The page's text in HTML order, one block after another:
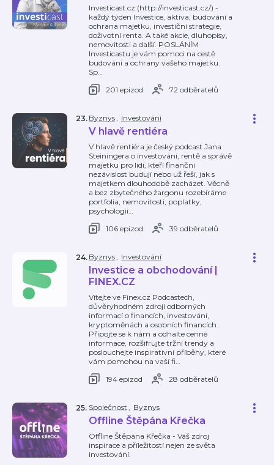
Investicast.cz (http://investicast.cz/) -
každý týden Investice, aktiva, budování a
ochrana majetku, investiční strategie,
doživotní renta. A také akcie, dluhopisy,
nemovitosti a další. POSLÁNÍM
Investicastu je vám pomoci na cestě
budování a ochrany vašeho majetku.
Sp…
201 epizod
72 odběratelů
Byznys, Investování
V hlavě rentiéra
V hlavě rentiéra je český podcast Jana
Steiningera o investování, rentě a správě
majetku pro lidi, kteří finanční
nezávislost budují nebo už řeší, jak s
majetkem dlouhodobě zacházet. Věcně
a bez zbytečného žargonu rozebíráme
portfolia, nemovitosti, poplatky,
psychologii…
106 epizod
39 odběratelů
23.
Byznys, Investování
Investice a obchodování |
FINEX.CZ
Vítejte ve Finex.cz Podcastech,
důvěryhodném zdroji odborných
informací o financích, investování,
kryptoměnách a osobních financích.
Připojte se k nám a odhalte cenné
informace, rozšifrujte tržní trendy a
poslouchejte inspirativní příběhy, které
vám pomohou na vaší fi…
194 epizod
28 odběratelů
24.
Společnost , Byznys
Offline Štěpána Křečka
Offline Štěpána Křečka - Váš zdroj
inspirace a příležitostí nejen ze světa
investování.
25.